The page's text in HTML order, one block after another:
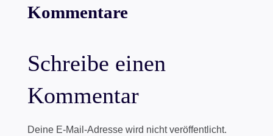
Kommentare
Schreibe einen
Kommentar
Deine E-Mail-Adresse wird nicht veröffentlicht.